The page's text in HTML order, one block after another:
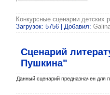
Конкурсные сценарии детских
Загрузок: 5756 | Добавил:
Сценарий
Пушкина"
Данный сценарий предназначен для